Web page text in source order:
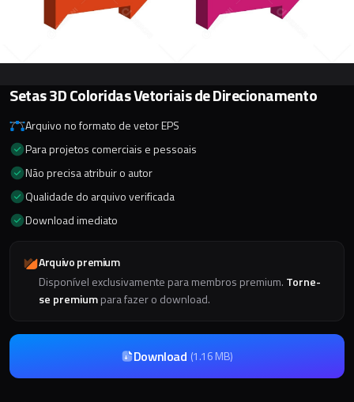
Setas 3D Coloridas Vetoriais de Direcionamento
Arquivo no formato de vetor EPS
Para projetos comerciais e pessoais
Não precisa atribuir o autor
Qualidade do arquivo verificada
Download imediato
Arquivo premium
Disponível exclusivamente para membros premium. Torne-
se premiumpara fazer o download.
Download (1.16 MB)